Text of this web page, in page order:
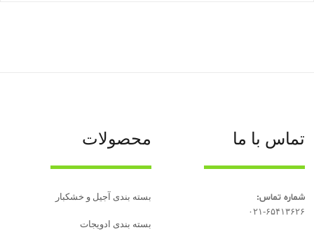
تماس با ما
شماره تماس:
۰۲۱-۶۵۴۱۳۶۲۶
محصولات
بسته بندی آجیل و خشکبار
بسته‌ بندی ادویجات